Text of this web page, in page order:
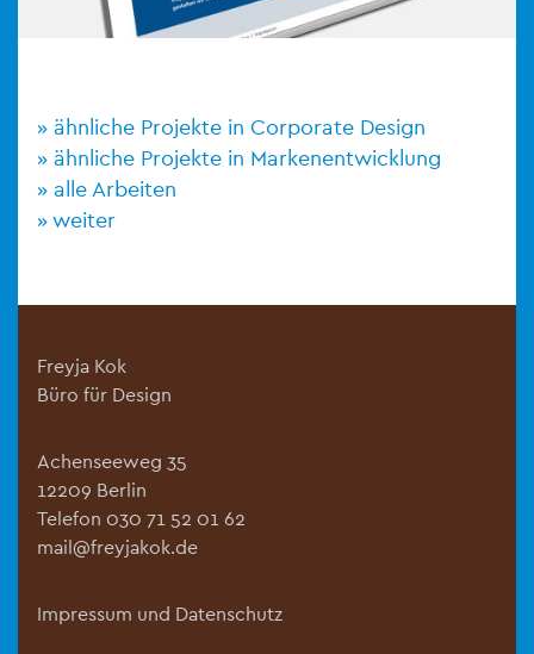
ähnliche Projekte in Corporate Design
ähnliche Projekte in Markenentwicklung
alle Arbeiten
weiter
Freyja Kok
Büro für Design
Achenseeweg 35
12209 Berlin
Telefon 030 71 52 01 62
mail@freyjakok.de
Impressum und Datenschutz